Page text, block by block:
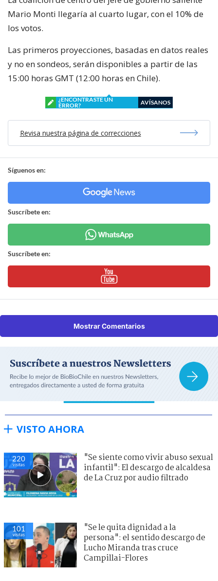
Mario Monti llegaría al cuarto lugar, con el 10% de
los votos.
Las primeros proyecciones, basadas en datos reales
y no en sondeos, serán disponibles a partir de las
15:00 horas GMT (12:00 horas en Chile).
¿ENCONTRASTE UN
ERROR?
AVÍSANOS
Revisa nuestra página de correcciones
Síguenos en:
Suscríbete en:
Suscríbete en:
Mostrar Comentarios
VISTO AHORA
220
visitas
"Se siente como vivir abuso sexual
infantil": El descargo de alcaldesa
de La Cruz por audio filtrado
101
visitas
"Se le quita dignidad a la
persona": el sentido descargo de
Lucho Miranda tras cruce
Campillai-Flores